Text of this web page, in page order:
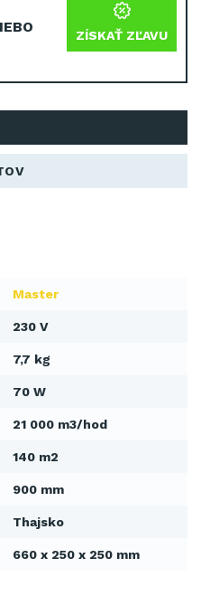
ZÍSKAŤ ZĽAVU
Master
230 V
7,7 kg
70 W
21 000 m3/hod
140 m2
900 mm
Thajsko
660 x 250 x 250 mm